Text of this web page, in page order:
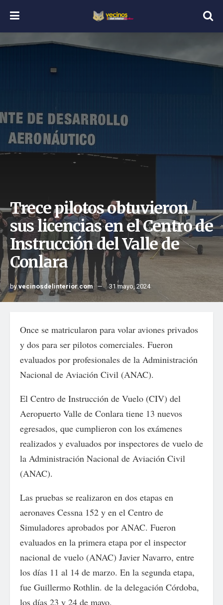
Trece pilotos obtuvieron
sus licencias en el Centro de
Instrucción del Valle de
Conlara
byvecinosdelinterior.com 31 mayo, 2024
Once se matricularon para volar aviones privados
y dos para ser pilotos comerciales. Fueron
evaluados por profesionales de la Administración
Nacional de Aviación Civil (ANAC).
El Centro de Instrucción de Vuelo (CIV) del
Aeropuerto Valle de Conlara tiene 13 nuevos
egresados, que cumplieron con los exámenes
realizados y evaluados por inspectores de vuelo de
la Administración Nacional de Aviación Civil
(ANAC).
Las pruebas se realizaron en dos etapas en
aeronaves Cessna 152 y en el Centro de
Simuladores aprobados por ANAC. Fueron
evaluados en la primera etapa por el inspector
nacional de vuelo (ANAC) Javier Navarro, entre
los días 11 al 14 de marzo. En la segunda etapa,
fue Guillermo Rothlin. de la delegación Córdoba,
los días 23 y 24 de mayo.